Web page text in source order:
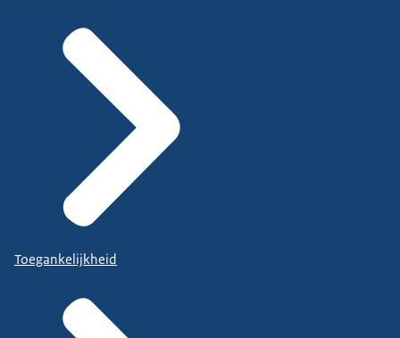
Toegankelijkheid